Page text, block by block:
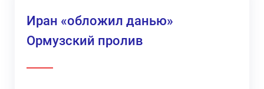
Иран «обложил данью»
Ормузский пролив